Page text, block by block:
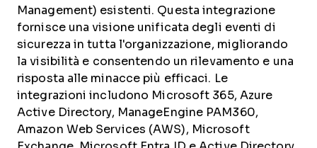
Management) esistenti. Questa integrazione
fornisce una visione unificata degli eventi di
sicurezza in tutta l'organizzazione, migliorando
la visibilità e consentendo un rilevamento e una
risposta alle minacce più efficaci. Le
integrazioni includono Microsoft 365, Azure
Active Directory, ManageEngine PAM360,
Amazon Web Services (AWS), Microsoft